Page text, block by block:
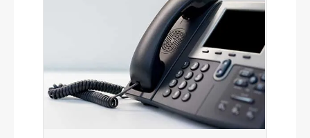
KTM Team II 27.2/350